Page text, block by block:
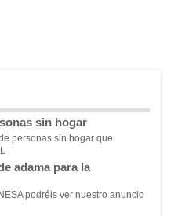
sin hogar
personas sin hogar que
adama para la
podréis ver nuestro anuncio